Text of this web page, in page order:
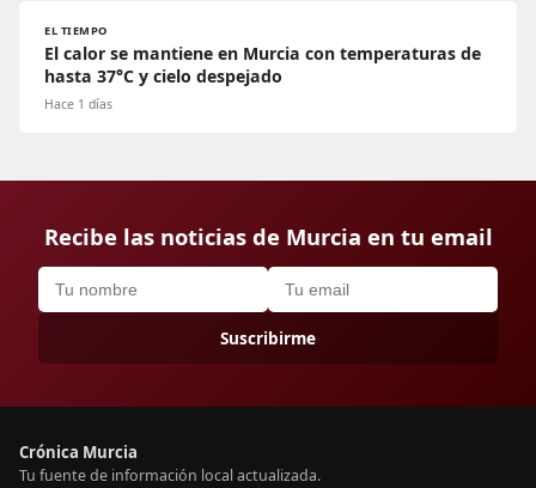
EL TIEMPO
El calor se mantiene en Murcia con temperaturas de
hasta 37°C y cielo despejado
Hace 1 días
Recibe las noticias de Murcia en tu email
Suscribirme
Crónica Murcia
Tu fuente de información local actualizada.